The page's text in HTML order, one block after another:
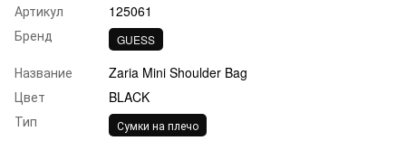
Артикул
125061
Бренд
GUESS
Название
Zaria Mini Shoulder Bag
Цвет
BLACK
Тип
Сумки на плечо